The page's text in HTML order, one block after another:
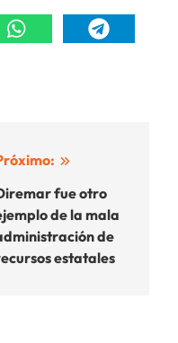
fue otro
de la mala
de
estatales